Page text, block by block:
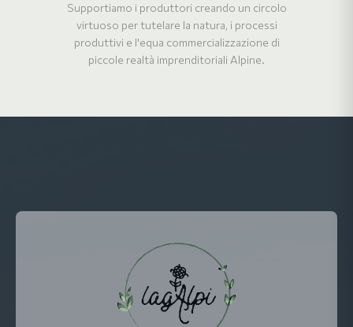
Supportiamo i produttori creando un circolo
virtuoso per tutelare la natura, i processi
produttivi e l'equa commercializzazione di
piccole realtà imprenditoriali Alpine.